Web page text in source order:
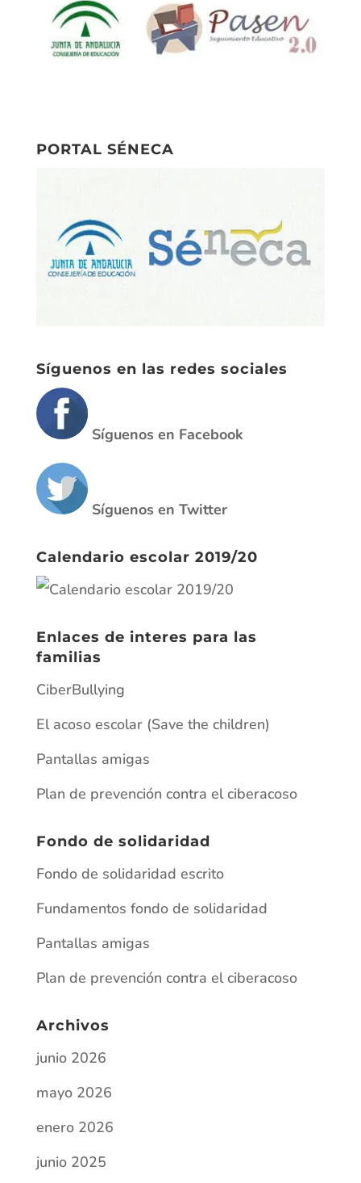
PORTAL SÉNECA
Síguenos en las redes sociales
Síguenos en Facebook
Síguenos en Twitter
Calendario escolar 2019/20
Enlaces de interes para las
familias
CiberBullying
El acoso escolar (Save the children)
Pantallas amigas
Plan de prevención contra el ciberacoso
Fondo de solidaridad
Fondo de solidaridad escrito
Fundamentos fondo de solidaridad
Pantallas amigas
Plan de prevención contra el ciberacoso
Archivos
junio 2026
mayo 2026
enero 2026
junio 2025